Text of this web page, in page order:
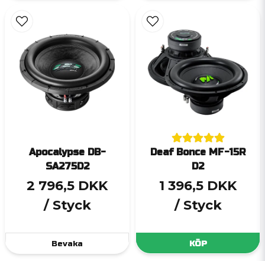
Apocalypse DB-
SA275D2
2 796,5 DKK
/ Styck
Bevaka
Deaf Bonce MF-15R
D2
1 396,5 DKK
/ Styck
KÖP